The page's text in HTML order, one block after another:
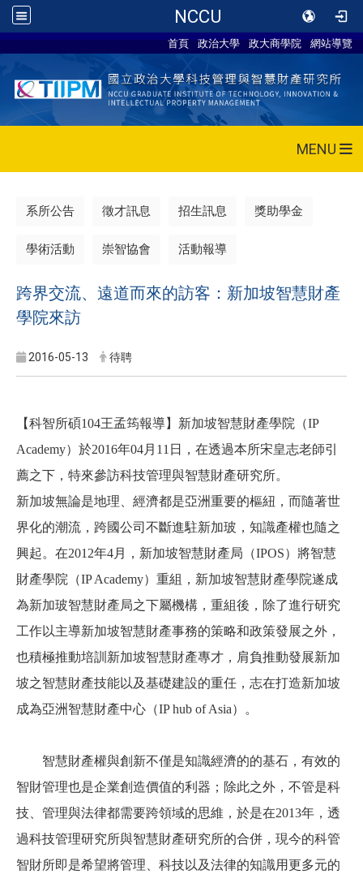
NCCU
首頁 政治大學 政大商學院 網站導覽
MENU
系所公告 徵才訊息 招生訊息 獎助學金
學術活動 崇智協會 活動報導
跨界交流、遠道而來的訪客：新加坡智慧財產
學院來訪
2016-05-13 待聘
【科智所碩104王孟筠報導】新加坡智慧財產學院（IP
Academy）於2016年04月11日，在透過本所宋皇志老師引
薦之下，特來參訪科技管理與智慧財產研究所。
新加坡無論是地理、經濟都是亞洲重要的樞紐，而隨著世
界化的潮流，跨國公司不斷進駐新加玻，知識產權也隨之
興起。在2012年4月，新加坡智慧財產局（IPOS）將智慧
財產學院（IP Academy）重組，新加坡智慧財產學院遂成
為新加玻智慧財產局之下屬機構，重組後，除了進行研究
工作以主導新加坡智慧財產事務的策略和政策發展之外，
也積極推動培訓新加坡智慧財產專才，肩負推動發展新加
坡之智慧財產技能以及基礎建設的重任，志在打造新加坡
成為亞洲智慧財產中心（IP hub of Asia）。
智慧財產權與創新不僅是知識經濟的的基石，有效的
智財管理也是企業創造價值的利器；除此之外，不管是科
技、管理與法律都需要跨領域的思維，於是在2013年，透
過科技管理研究所與智慧財產研究所的合併，現今的科管
智財所即是希望將管理、科技以及法律的知識用更多元的